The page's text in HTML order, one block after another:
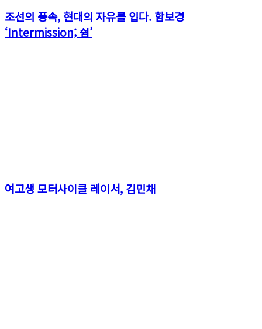
조선의 풍속, 현대의 자유를 입다. 함보경
‘Intermission; 쉼’
여고생 모터사이클 레이서, 김민채